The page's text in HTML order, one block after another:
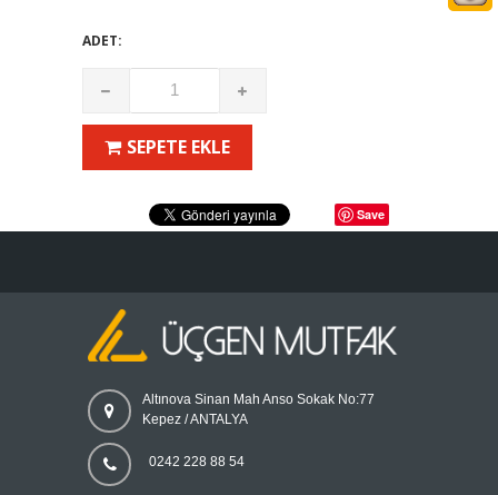
ADET:
SEPETE EKLE
Save
Altınova Sinan Mah Anso Sokak No:77
Kepez / ANTALYA
0242 228 88 54